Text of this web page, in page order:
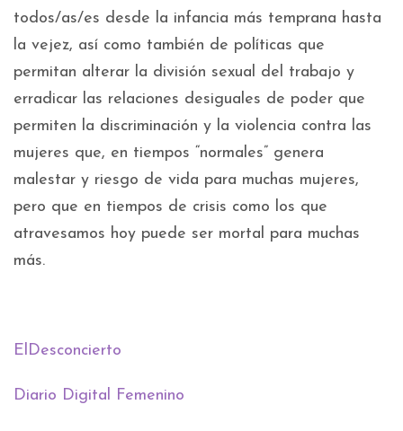
todos/as/es desde la infancia más temprana hasta
la vejez, así como también de políticas que
permitan alterar la división sexual del trabajo y
erradicar las relaciones desiguales de poder que
permiten la discriminación y la violencia contra las
mujeres que, en tiempos “normales” genera
malestar y riesgo de vida para muchas mujeres,
pero que en tiempos de crisis como los que
atravesamos hoy puede ser mortal para muchas
más.
ElDesconcierto
Diario Digital Femenino